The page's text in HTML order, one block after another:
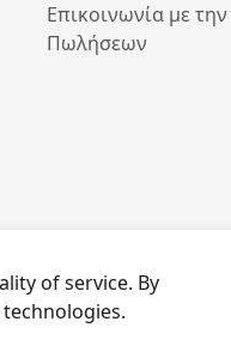
Επικοινωνία με
Πωλήσεων
of service. By